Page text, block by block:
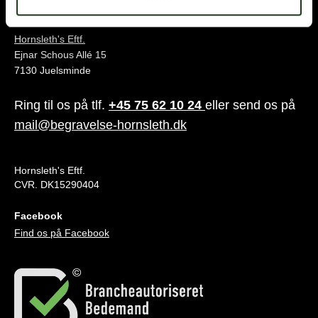
Hornsleth's Eftf.
Ejnar Schous Allé 15
7130 Juelsminde
Ring til os på tlf. +45 75 62 10 24 eller send os på
mail@begravelse-hornsleth.dk
Hornsleth's Eftf.
CVR. DK15290404
Facebook
Find os på Facebook